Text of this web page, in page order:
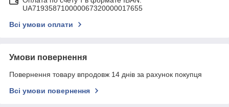
UA719358710000067320000017655
Всі умови оплати
Умови повернення
Повернення товару впродовж 14 днів за рахунок покупця
Всі умови повернення